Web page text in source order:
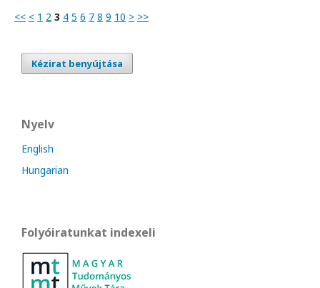
<< < 1 2 3 4 5 6 7 8 9 10 > >>
Kézirat benyújtása
Nyelv
English
Hungarian
Folyóiratunkat indexeli